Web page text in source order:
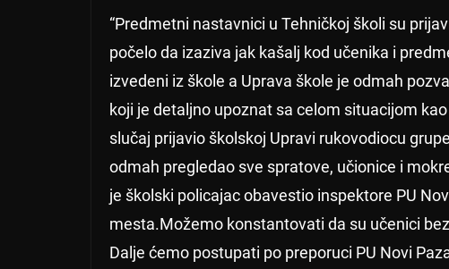
“Predmetni nastavnici u Tehničkoj školi su
počelo da izaziva jak kašalj kod učenika i
izvedeni iz škole a Uprava škole je odmah
koji je detaljno upoznat sa celom situacijom
slučaj prijavio školskoj Upravi rukovodiocu
odmah pregledao sve spratove, učionice i
je školski policajac obavestio inspektore PU
mesta.Možemo konstantovati da su učenici
Dalje ćemo postupati po preporuci PU Novi